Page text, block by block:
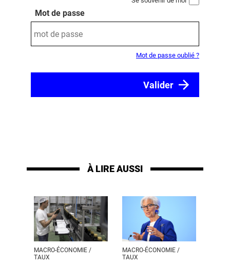
Mot de passe
Mot de passe oublié ?
À LIRE AUSSI
MACRO-ÉCONOMIE /
TAUX
MACRO-ÉCONOMIE /
TAUX